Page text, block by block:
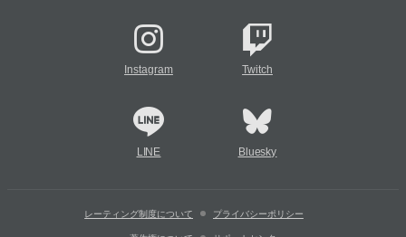
Instagram Twitch
LINE Bluesky
レーティング制度について プライバシーポリシー